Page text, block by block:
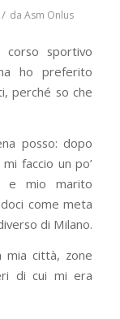
/ daAsm Onlus
corso sportivo
ho preferito
perché so che
posso: dopo
faccio un po’
mio marito
come meta
di Milano.
mia città, zone
di cui mi era